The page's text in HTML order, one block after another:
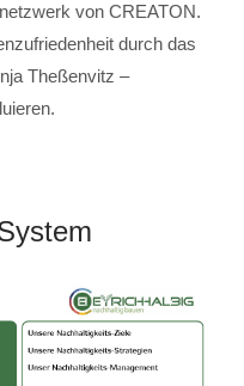
von CREATON.
durch das
Theßenvitz –